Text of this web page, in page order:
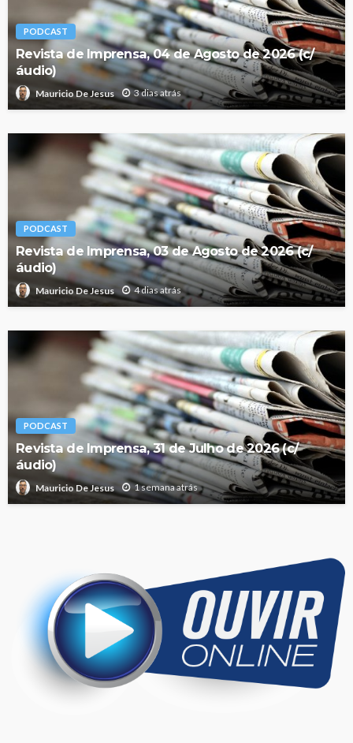
PODCAST
Revista de Imprensa, 04 de Agosto de 2026 (c/
áudio)
Mauricio De Jesus 3 dias atrás
PODCAST
Revista de Imprensa, 03 de Agosto de 2026 (c/
áudio)
Mauricio De Jesus 4 dias atrás
PODCAST
Revista de Imprensa, 31 de Julho de 2026 (c/
áudio)
Mauricio De Jesus 1 semana atrás